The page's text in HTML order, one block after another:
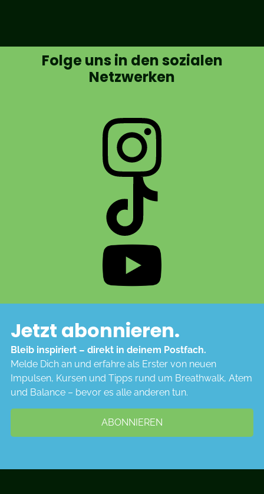
Folge uns in den sozialen
Netzwerken
Jetzt abonnieren.
Bleib inspiriert – direkt in deinem Postfach.
Melde Dich an und erfahre als Erster von neuen
Impulsen, Kursen und Tipps rund um Breathwalk, Atem
und Balance – bevor es alle anderen tun.
ABONNIEREN